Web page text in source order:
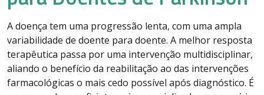
A doença tem uma progressão lenta, com uma ampla
variabilidade de doente para doente. A melhor resposta
terapêutica passa por uma intervenção multidisciplinar,
aliando o benefício da reabilitação ao das intervenções
farmacológicas o mais cedo possível após diagnóstico. É